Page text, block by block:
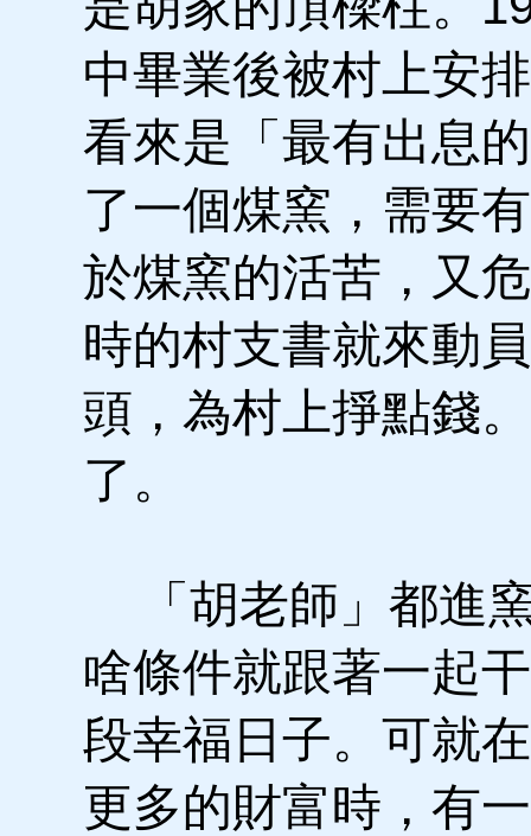
中畢業後被村上安
看來是「最有出息
了一個煤窯，需要
於煤窯的活苦，又
時的村支書就來動
頭，為村上掙點錢
了。
「胡老師」都進
啥條件就跟著一起
段幸福日子。可就
更多的財富時，有